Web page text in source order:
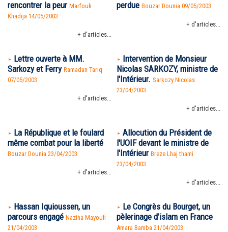
rencontrer la peur Marfouk
Khadija 14/05/2003
+ d'articles...
perdue Bouzar Dounia 09/05/2003
+ d'articles...
Lettre ouverte à MM.
Sarkozy et Ferry Ramadan Tariq
07/05/2003
+ d'articles...
Intervention de Monsieur
Nicolas SARKOZY, ministre de
l'Intérieur. Sarkozy Nicolas
23/04/2003
+ d'articles...
La République et le foulard
même combat pour la liberté
Bouzar Dounia 23/04/2003
+ d'articles...
Allocution du Président de
l'UOIF devant le ministre de
l'Intérieur Breze Lhaj thami
23/04/2003
+ d'articles...
Hassan Iquioussen, un
parcours engagé Naziha Mayoufi
21/04/2003
Le Congrès du Bourget, un
pèlerinage d’islam en France
Amara Bamba 21/04/2003